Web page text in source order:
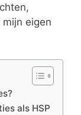
eigen
als HSP